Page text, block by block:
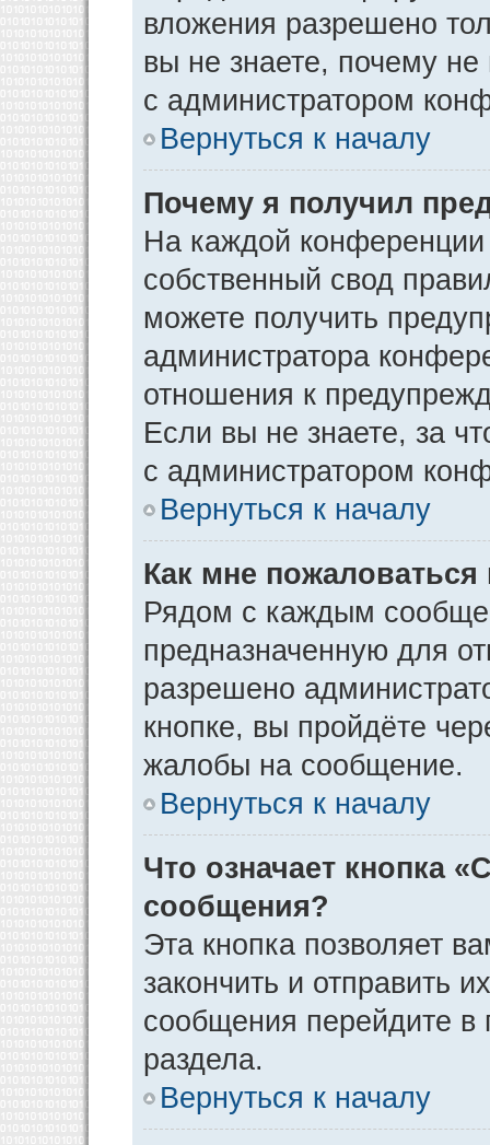
вложения разрешено
вы не знаете, почему
с администратором
Вернуться к началу
Почему я получил
На каждой конференции
собственный свод
можете получить
администратора
отношения к
Если вы не знаете, за
с администратором
Вернуться к началу
Как мне
Рядом с каждым
предназначенную для
разрешено
кнопке, вы пройдёте
жалобы на сообщение.
Вернуться к началу
Что означает кнопка
сообщения?
Эта кнопка позволяет
закончить и отправить
сообщения перейдите в
раздела.
Вернуться к началу